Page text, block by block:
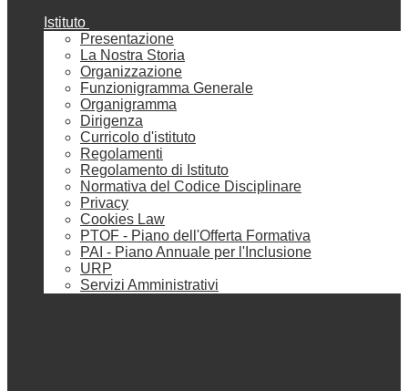
Istituto
Presentazione
La Nostra Storia
Organizzazione
Funzionigramma Generale
Organigramma
Dirigenza
Curricolo d'istituto
Regolamenti
Regolamento di Istituto
Normativa del Codice Disciplinare
Privacy
Cookies Law
PTOF - Piano dell'Offerta Formativa
PAI - Piano Annuale per l'Inclusione
URP
Servizi Amministrativi